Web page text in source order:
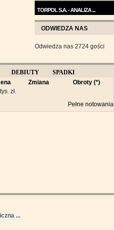
TORPOL S.A. - ANALIZA ...
Na przełomie sierpnia i
września wykres Torpolu ...
ODWIEDZA NAS
Odwiedza nas 2724 gości
DEBIUTY
SPADKI
Zmiana
Obroty (*)
zł.
Pełne notowania
...